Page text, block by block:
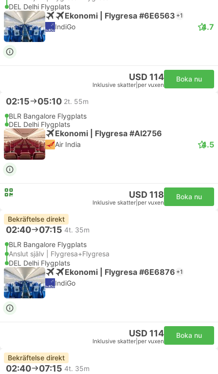
DEL Delhi Flygplats
Ekonomi | Flygresa #6E6563 +1
IndiGo 4.7
USD 114
Inklusive skatter per vuxen
Boka nu
02:15 05:10 2t. 55m
BLR Bangalore Flygplats
DEL Delhi Flygplats
Ekonomi | Flygresa #AI2756
Air India 4.5
USD 118
Inklusive skatter per vuxen
Boka nu
Bekräftelse direkt
02:40 07:15 4t. 35m
BLR Bangalore Flygplats
Anslut själv | Flygresa+Flygresa
DEL Delhi Flygplats
Ekonomi | Flygresa #6E6876 +1
IndiGo
USD 114
Inklusive skatter per vuxen
Boka nu
Bekräftelse direkt
02:40 07:15 4t. 35m